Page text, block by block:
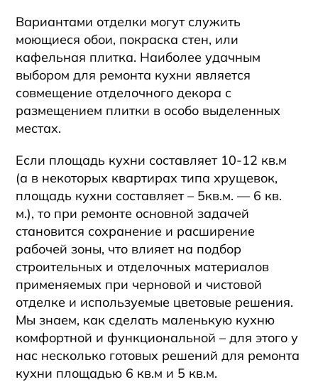
Вариантами отделки могут служить
моющиеся обои, покраска стен, или
кафельная плитка. Наиболее удачным
выбором для ремонта кухни является
совмещение отделочного декора с
размещением плитки в особо выделенных
местах.
Если площадь кухни составляет 10-12 кв.м
(а в некоторых квартирах типа хрущевок,
площадь кухни составляет – 5кв.м. — 6 кв.
м.), то при ремонте основной задачей
становится сохранение и расширение
рабочей зоны, что влияет на подбор
строительных и отделочных материалов
применяемых при черновой и чистовой
отделке и используемые цветовые решения.
Мы знаем, как сделать маленькую кухню
комфортной и функциональной – для этого у
нас несколько готовых решений для ремонта
кухни площадью 6 кв.м и 5 кв.м.